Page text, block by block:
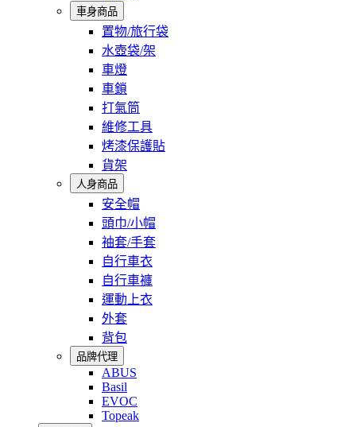
車身商品
置物/旅行袋
水壺袋/架
車燈
車鎖
打氣筒
維修工具
烤漆保護貼
貨架
人身商品
安全帽
頭巾/小帽
袖套/手套
自行車衣
自行車褲
運動上衣
外套
背包
品牌代理
ABUS
Basil
EVOC
Topeak